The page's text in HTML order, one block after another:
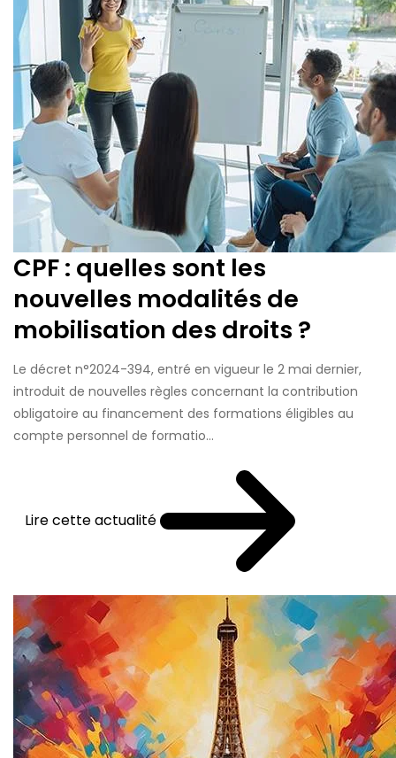
CPF : quelles sont les
nouvelles modalités de
mobilisation des droits ?
Le décret n°2024-394, entré en vigueur le 2 mai dernier,
introduit de nouvelles règles concernant la contribution
obligatoire au financement des formations éligibles au
compte personnel de formatio...
Lire cette actualité